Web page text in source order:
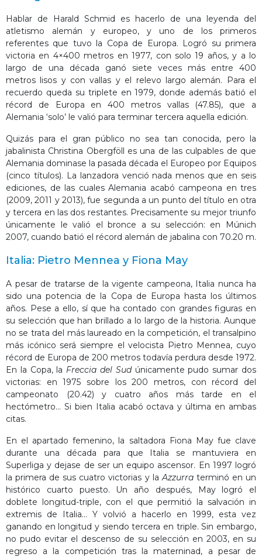
Hablar de Harald Schmid es hacerlo de una leyenda del
atletismo alemán y europeo, y uno de los primeros
referentes que tuvo la Copa de Europa. Logró su primera
victoria en 4×400 metros en 1977, con solo 19 años, y a lo
largo de una década ganó siete veces más entre 400
metros lisos y con vallas y el relevo largo alemán. Para el
recuerdo queda su triplete en 1979, donde además batió el
récord de Europa en 400 metros vallas (47.85), que a
Alemania ‘solo’ le valió para terminar tercera aquella edición.
Quizás para el gran público no sea tan conocida, pero la
jabalinista Christina Obergföll es una de las culpables de que
Alemania dominase la pasada década el Europeo por Equipos
(cinco títulos). La lanzadora venció nada menos que en seis
ediciones, de las cuales Alemania acabó campeona en tres
(2009, 2011 y 2013), fue segunda a un punto del título en otra
y tercera en las dos restantes. Precisamente su mejor triunfo
únicamente le valió el bronce a su selección: en Múnich
2007, cuando batió el récord alemán de jabalina con 70.20 m.
Italia: Pietro Mennea y Fiona May
A pesar de tratarse de la vigente campeona, Italia nunca ha
sido una potencia de la Copa de Europa hasta los últimos
años. Pese a ello, sí que ha contado con grandes figuras en
su selección que han brillado a lo largo de la historia. Aunque
no se trata del más laureado en la competición, el transalpino
más icónico será siempre el velocista Pietro Mennea, cuyo
récord de Europa de 200 metros todavía perdura desde 1972.
En la Copa, la Freccia del Sudúnicamente pudo sumar dos
victorias: en 1975 sobre los 200 metros, con récord del
campeonato (20.42) y cuatro años más tarde en el
hectómetro… Si bien Italia acabó octava y última en ambas
citas.
En el apartado femenino, la saltadora Fiona May fue clave
durante una década para que Italia se mantuviera en
Superliga y dejase de ser un equipo ascensor. En 1997 logró
la primera de sus cuatro victorias y la Azzurraterminó en un
histórico cuarto puesto. Un año después, May logró el
doblete longitud-triple, con el que permitió la salvación in
extremis de Italia… Y volvió a hacerlo en 1999, esta vez
ganando en longitud y siendo tercera en triple. Sin embargo,
no pudo evitar el descenso de su selección en 2003, en su
regreso a la competición tras la materninad, a pesar de